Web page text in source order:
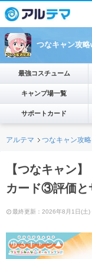
つなキャン攻
最強コスチューム
キャンプ場一覧
サポートカード
アルテマ つなキャン攻略
【つなキャン
カード③評価と
最終更新：2026年8月1日(土)